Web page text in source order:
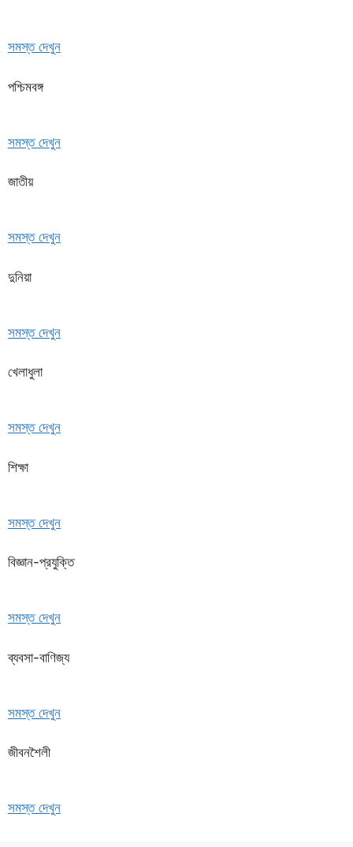
সমস্ত দেখুন
পশ্চিমবঙ্গ
সমস্ত দেখুন
জাতীয়
সমস্ত দেখুন
দুনিয়া
সমস্ত দেখুন
খেলাধুলা
সমস্ত দেখুন
শিক্ষা
সমস্ত দেখুন
বিজ্ঞান-প্রযুক্তি
সমস্ত দেখুন
ব্যবসা-বাণিজ্য
সমস্ত দেখুন
জীবনশৈলী
সমস্ত দেখুন